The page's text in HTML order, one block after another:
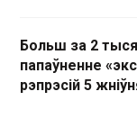
Больш за 2
папаўненне
рэпрэсій 5